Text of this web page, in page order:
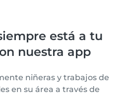
está a tu
nuestra app
niñeras y trabajos de
en su área a través de